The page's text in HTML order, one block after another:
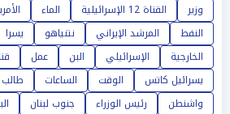
وزير
القناة 12 الإسرائيلية الماء
النفط
المرشد الإيراني نتنياهو يسرا
الخارجية
الإسرائيلي البن عمل
يسرائيل كاتس
الوقت الساعات طالب
واشنطن
رئيس الوزراء جنوب لبنان